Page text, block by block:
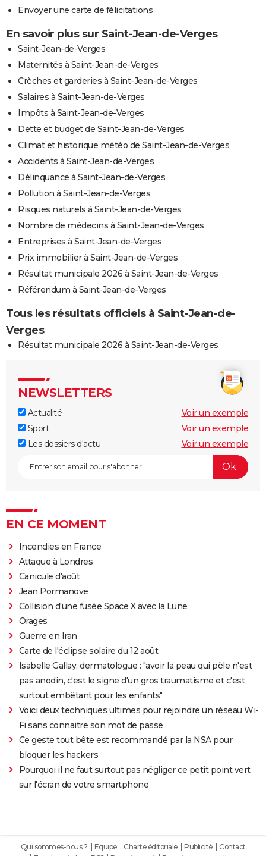
Envoyer une carte de félicitations
En savoir plus sur Saint-Jean-de-Verges
Saint-Jean-de-Verges
Maternités à Saint-Jean-de-Verges
Crèches et garderies à Saint-Jean-de-Verges
Salaires à Saint-Jean-de-Verges
Impôts à Saint-Jean-de-Verges
Dette et budget de Saint-Jean-de-Verges
Climat et historique météo de Saint-Jean-de-Verges
Accidents à Saint-Jean-de-Verges
Délinquance à Saint-Jean-de-Verges
Pollution à Saint-Jean-de-Verges
Risques naturels à Saint-Jean-de-Verges
Nombre de médecins à Saint-Jean-de-Verges
Entreprises à Saint-Jean-de-Verges
Prix immobilier à Saint-Jean-de-Verges
Résultat municipale 2026 à Saint-Jean-de-Verges
Référendum à Saint-Jean-de-Verges
Tous les résultats officiels à Saint-Jean-de-
Verges
Résultat municipale 2026 à Saint-Jean-de-Verges
NEWSLETTERS
Actualité
Voir un exemple
Sport
Voir un exemple
Les dossiers d'actu
Voir un exemple
EN CE MOMENT
Incendies en France
Attaque à Londres
Canicule d'août
Jean Pormanove
Collision d'une fusée Space X avec la Lune
Orages
Guerre en Iran
Carte de l'éclipse solaire du 12 août
Isabelle Gallay, dermatologue : "avoir la peau qui pèle n'est
pas anodin, c'est le signe d'un gros traumatisme et c'est
surtout embêtant pour les enfants"
Voici deux techniques ultimes pour rejoindre un réseau Wi-
Fi sans connaitre son mot de passe
Ce geste tout bête est recommandé par la NSA pour
bloquer les hackers
Pourquoi il ne faut surtout pas négliger ce petit point vert
sur l'écran de votre smartphone
Qui sommes-nous ? Equipe Charte éditoriale Publicité
Contact